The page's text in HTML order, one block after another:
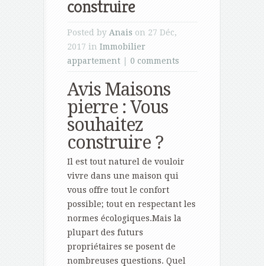
construire
Posted by Anais on 27 Déc,
2017 in Immobilier
appartement
0 comments
Avis Maisons
pierre : Vous
souhaitez
construire ?
Il est tout naturel de vouloir
vivre dans une maison qui
vous offre tout le confort
possible; tout en respectant les
normes écologiques.Mais la
plupart des futurs
propriétaires se posent de
nombreuses questions. Quel